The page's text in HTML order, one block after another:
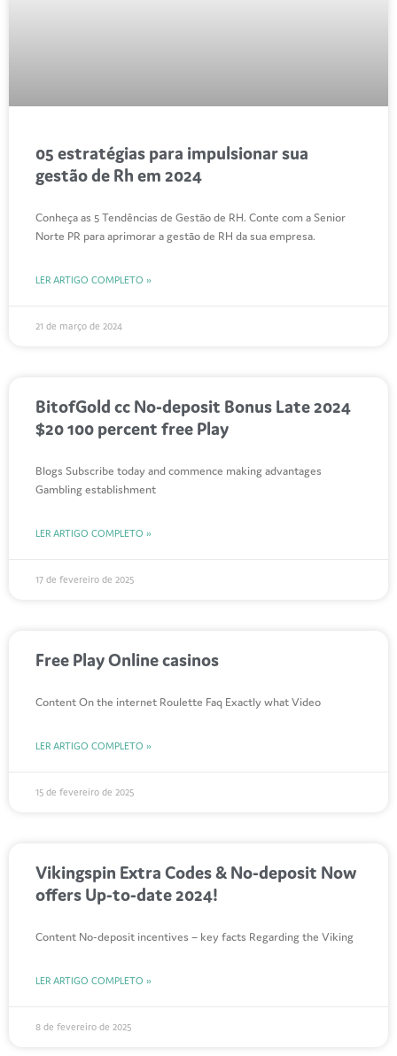
05 estratégias para impulsionar sua
gestão de Rh em 2024
Conheça as 5 Tendências de Gestão de RH. Conte com a Senior
Norte PR para aprimorar a gestão de RH da sua empresa.
LER ARTIGO COMPLETO »
21 de março de 2024
BitofGold cc No-deposit Bonus Late 2024
$20 100 percent free Play
Blogs Subscribe today and commence making advantages
Gambling establishment
LER ARTIGO COMPLETO »
17 de fevereiro de 2025
Free Play Online casinos
Content On the internet Roulette Faq Exactly what Video
LER ARTIGO COMPLETO »
15 de fevereiro de 2025
Vikingspin Extra Codes & No-deposit Now
offers Up-to-date 2024!
Content No-deposit incentives – key facts Regarding the Viking
LER ARTIGO COMPLETO »
8 de fevereiro de 2025